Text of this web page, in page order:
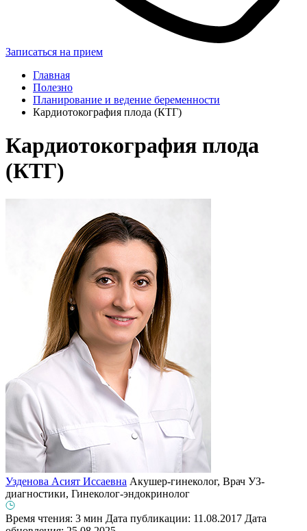
Записаться на прием
Главная
Полезно
Планирование и ведение беременности
Кардиотокография плода (КТГ)
Кардиотокография плода
(КТГ)
Узденова Асият Иссаевна Акушер-гинеколог, Врач УЗ-
диагностики, Гинеколог-эндокринолог
Время чтения: 3 мин Дата публикации: 11.08.2017 Дата